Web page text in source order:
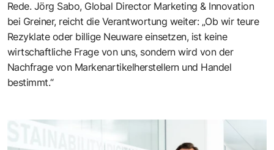
Rede. Jörg Sabo, Global Director Marketing & Innovation
bei Greiner, reicht die Verantwortung weiter: „Ob wir teure
Rezyklate oder billige Neuware einsetzen, ist keine
wirtschaftliche Frage von uns, sondern wird von der
Nachfrage von Markenartikelherstellern und Handel
bestimmt.“